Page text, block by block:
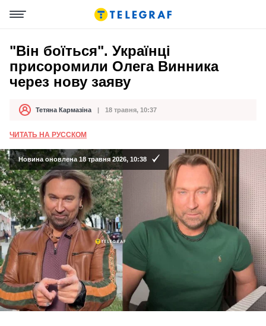
"Він боїться". Українці
присоромили Олега Винника
через нову заяву
АвторТетяна Кармазіна
Дата публікації 18 травня, 10:37
ЧИТАТЬ НА РУССКОМ
Новина оновлена 18 травня 2026, 10:38